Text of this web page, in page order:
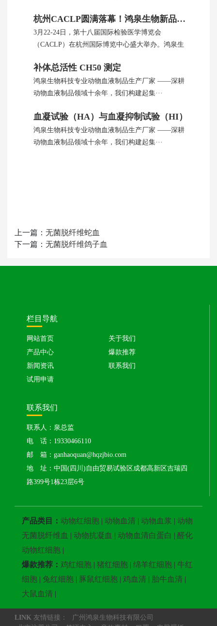
杭州CACLP圆满落幕！鸿泉生物新品引全球瞩目
3月22-24日，第十八届国际检验医学博览会
（CACLP）在杭州国际博览中心盛大举办。鸿泉生
补体总活性 CH50 测定
鸿泉生物科技专业动物血液制品生产厂家 ——深耕
动物血液制品领域十余年，我们构建起集···
血凝试验（HA）与血凝抑制试验（HI）
鸿泉生物科技专业动物血液制品生产厂家 ——深耕
动物血液制品领域十余年，我们构建起集···
上一篇： 无菌脱纤维蛇血
下一篇： 无菌脱纤维鸽子血
栏目导航
网站首页
关于我们
产品中心
爆款推荐
新闻资讯
联系我们
试用申请
联系我们
联系人：泉总监
电 话：19330466110
邮 箱：ganhaoquan@hqzjbio.com
地 址：中国(四川)自由贸易试验区成都高新区吉瑞四
路399号1栋23层6号
产品类目： 动物红细胞 | 动物血清 | 动物血浆 | 动物
无菌脱纤维血 | 动物抗凝血 | 动物血清白蛋白 | 醛化
动物红细胞 |
爆款推荐： 鸡红细胞 | 猪红细胞 | 绵羊红细胞 | 牛红
细胞 | 兔红细胞 | 豚鼠红细胞 | 鸡血清 | 胎牛血清 |
大鼠血清 |
LINK 友情链接：
广州鸿泉生物科技有限公司